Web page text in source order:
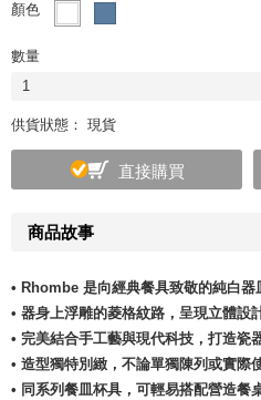
商品故事
• Rhombe 是向經典餐具致敬的純白器
• 器身上浮雕的菱格紋路，呈現立體設
• 完美結合手工藝與現代科技，打造瓷
• 造型獨特別緻，不論單獨陳列或實際
• 同系列餐皿杯具，可輕易搭配營造餐
顏色
數量
1
供貨狀態： 現貨
直接購買